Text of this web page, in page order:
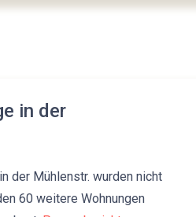
in der
der Mühlenstr. wurden nicht
60 weitere Wohnungen